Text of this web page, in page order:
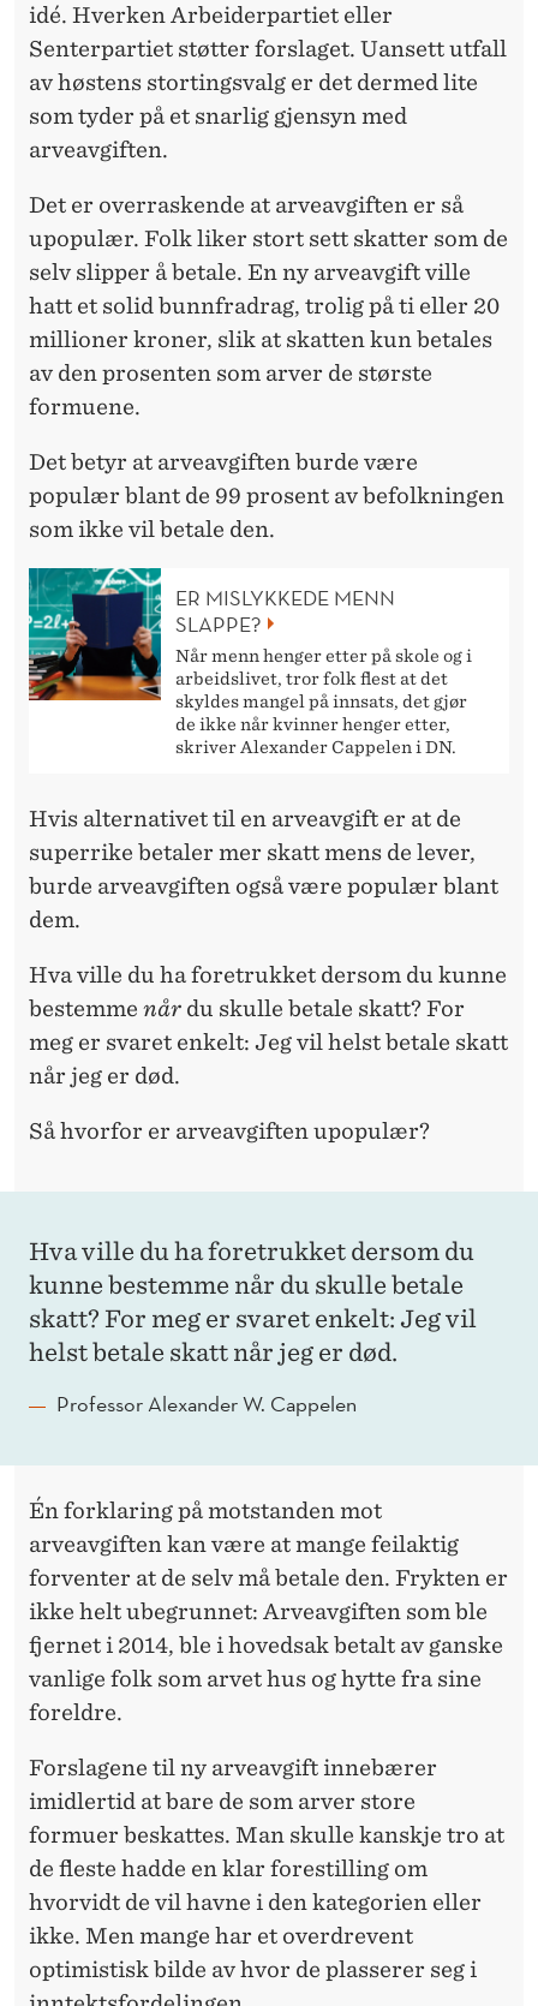
idé. Hverken Arbeiderpartiet eller
Senterpartiet støtter forslaget. Uansett utfall
av høstens stortingsvalg er det dermed lite
som tyder på et snarlig gjensyn med
arveavgiften.
Det er overraskende at arveavgiften er så
upopulær. Folk liker stort sett skatter som de
selv slipper å betale. En ny arveavgift ville
hatt et solid bunnfradrag, trolig på ti eller 20
millioner kroner, slik at skatten kun betales
av den prosenten som arver de største
formuene.
Det betyr at arveavgiften burde være
populær blant de 99 prosent av befolkningen
som ikke vil betale den.
ER MISLYKKEDE MENN
SLAPPE?
Når menn henger etter på skole og i
arbeidslivet, tror folk flest at det
skyldes mangel på innsats, det gjør
de ikke når kvinner henger etter,
skriver Alexander Cappelen i DN.
Hvis alternativet til en arveavgift er at de
superrike betaler mer skatt mens de lever,
burde arveavgiften også være populær blant
dem.
Hva ville du ha foretrukket dersom du kunne
bestemme når du skulle betale skatt? For
meg er svaret enkelt: Jeg vil helst betale skatt
når jeg er død.
Så hvorfor er arveavgiften upopulær?
Hva ville du ha foretrukket dersom du
kunne bestemme når du skulle betale
skatt? For meg er svaret enkelt: Jeg vil
helst betale skatt når jeg er død.
Professor Alexander W. Cappelen
Én forklaring på motstanden mot
arveavgiften kan være at mange feilaktig
forventer at de selv må betale den. Frykten er
ikke helt ubegrunnet: Arveavgiften som ble
fjernet i 2014, ble i hovedsak betalt av ganske
vanlige folk som arvet hus og hytte fra sine
foreldre.
Forslagene til ny arveavgift innebærer
imidlertid at bare de som arver store
formuer beskattes. Man skulle kanskje tro at
de fleste hadde en klar forestilling om
hvorvidt de vil havne i den kategorien eller
ikke. Men mange har et overdrevent
optimistisk bilde av hvor de plasserer seg i